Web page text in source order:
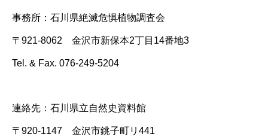
事務所：石川県絶滅危惧植物調査会
〒921-8062 金沢市新保本2丁目14番地3
Tel. & Fax. 076-249-5204
連絡先：石川県立自然史資料館
〒920-1147 金沢市銚子町リ441